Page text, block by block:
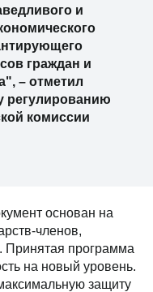
и
граждан и
– отметил
регулированию
комиссии
основан на
членов,
Принятая программа
на новый уровень.
защиту